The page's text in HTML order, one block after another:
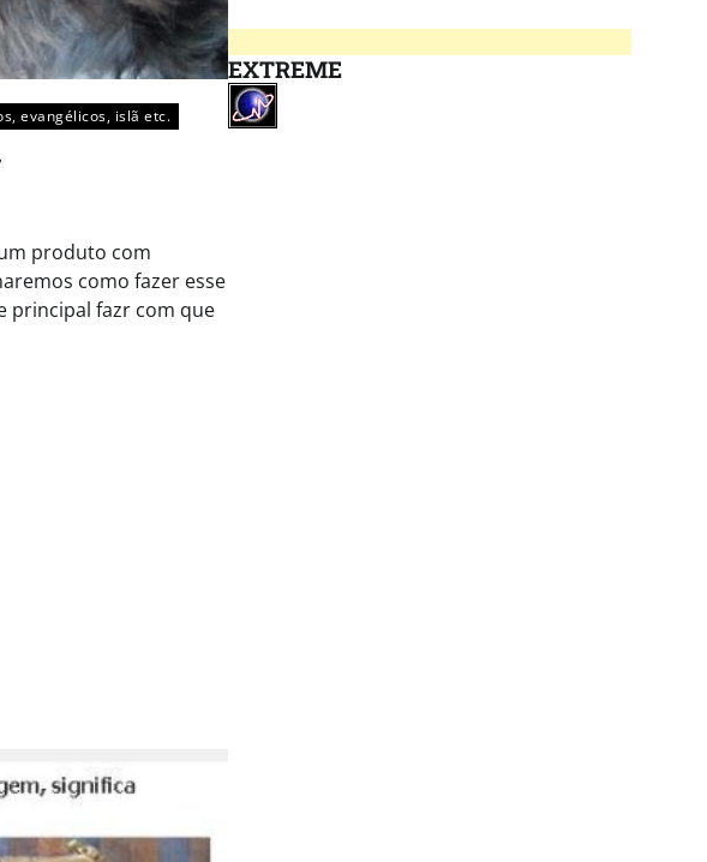
evangélicos, islã etc.
produto com
como fazer esse
principal fazr com que
EXTREME